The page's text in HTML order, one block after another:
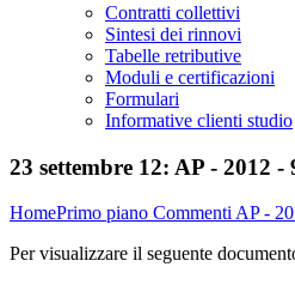
Contratti collettivi
Sintesi dei rinnovi
Tabelle retributive
Moduli e certificazioni
Formulari
Informative clienti studio
23 settembre 12: AP - 2012
HomePrimo piano CommentiAP -
Per visualizzare il seguente